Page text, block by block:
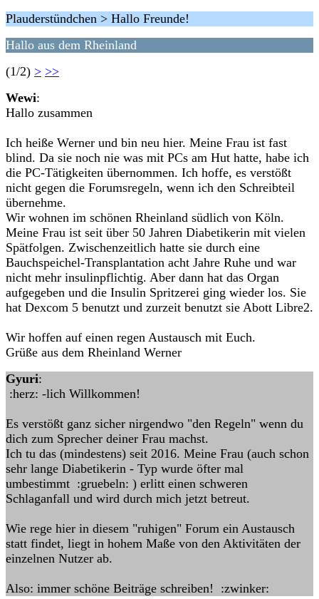
Plauderstündchen > Hallo Freunde!
Hallo aus dem Rheinland
(1/2) > >>
Wewi:
Hallo zusammen
Ich heiße Werner und bin neu hier. Meine Frau ist fast
blind. Da sie noch nie was mit PCs am Hut hatte, habe ich
die PC-Tätigkeiten übernommen. Ich hoffe, es verstößt
nicht gegen die Forumsregeln, wenn ich den Schreibteil
übernehme.
Wir wohnen im schönen Rheinland südlich von Köln.
Meine Frau ist seit über 50 Jahren Diabetikerin mit vielen
Spätfolgen. Zwischenzeitlich hatte sie durch eine
Bauchspeichel-Transplantation acht Jahre Ruhe und war
nicht mehr insulinpflichtig. Aber dann hat das Organ
aufgegeben und die Insulin Spritzerei ging wieder los. Sie
hat Dexcom 5 benutzt und zurzeit benutzt sie Abott Libre2.
Wir hoffen auf einen regen Austausch mit Euch.
Grüße aus dem Rheinland Werner
Gyuri:
:herz: -lich Willkommen!
Es verstößt ganz sicher nirgendwo "den Regeln" wenn du
dich zum Sprecher deiner Frau machst.
Ich tu das (mindestens) seit 2016. Meine Frau (auch schon
sehr lange Diabetikerin - Typ wurde öfter mal
umbestimmt :gruebeln: ) erlitt einen schweren
Schlaganfall und wird durch mich jetzt betreut.
Wie rege hier in diesem "ruhigen" Forum ein Austausch
statt findet, liegt in hohem Maße von den Aktivitäten der
einzelnen Nutzer ab.
Also: immer schöne Beiträge schreiben! :zwinker: